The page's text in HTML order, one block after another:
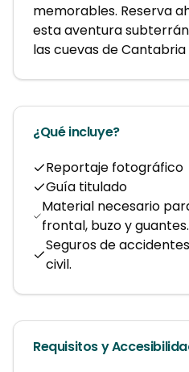
memorables. Reserva
esta aventura
las cuevas de
¿Qué incluye?
Reportaje fotográfico
Guía titulado
Material necesario
frontal, buzo y guantes.
Seguros de
civil.
Requisitos y